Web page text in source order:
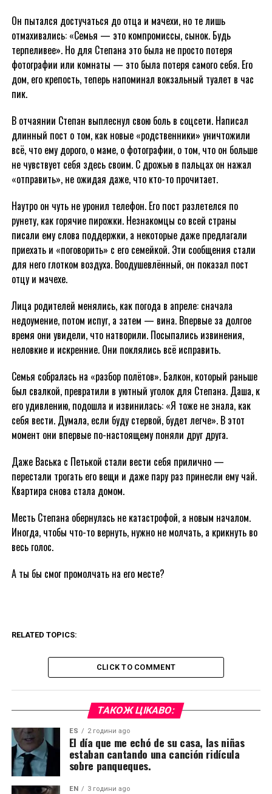
Он пытался достучаться до отца и мачехи, но те лишь
отмахивались: «Семья — это компромиссы, сынок. Будь
терпеливее». Но для Степана это была не просто потеря
фотографии или комнаты — это была потеря самого себя. Его
дом, его крепость, теперь напоминал вокзальный туалет в час
пик.
В отчаянии Степан выплеснул свою боль в соцсети. Написал
длинный пост о том, как новые «родственники» уничтожили
всё, что ему дорого, о маме, о фотографии, о том, что он больше
не чувствует себя здесь своим. С дрожью в пальцах он нажал
«отправить», не ожидая даже, что кто-то прочитает.
Наутро он чуть не уронил телефон. Его пост разлетелся по
рунету, как горячие пирожки. Незнакомцы со всей страны
писали ему слова поддержки, а некоторые даже предлагали
приехать и «поговорить» с его семейкой. Эти сообщения стали
для него глотком воздуха. Воодушевлённый, он показал пост
отцу и мачехе.
Лица родителей менялись, как погода в апреле: сначала
недоумение, потом испуг, а затем — вина. Впервые за долгое
время они увидели, что натворили. Посыпались извинения,
неловкие и искренние. Они поклялись всё исправить.
Семья собралась на «разбор полётов». Балкон, который раньше
был свалкой, превратили в уютный уголок для Степана. Даша, к
его удивлению, подошла и извинилась: «Я тоже не знала, как
себя вести. Думала, если буду стервой, будет легче». В этот
момент они впервые по-настоящему поняли друг друга.
Даже Васька с Петькой стали вести себя прилично —
перестали трогать его вещи и даже пару раз принесли ему чай.
Квартира снова стала домом.
Месть Степана обернулась не катастрофой, а новым началом.
Иногда, чтобы что-то вернуть, нужно не молчать, а крикнуть во
весь голос.
А ты бы смог промолчать на его месте?
RELATED TOPICS:
CLICK TO COMMENT
ТАКОЖ ЦІКАВО:
ES 2 години ago
El día que me echó de su casa, las niñas
estaban cantando una canción ridícula
sobre panqueques.
EN 3 години ago